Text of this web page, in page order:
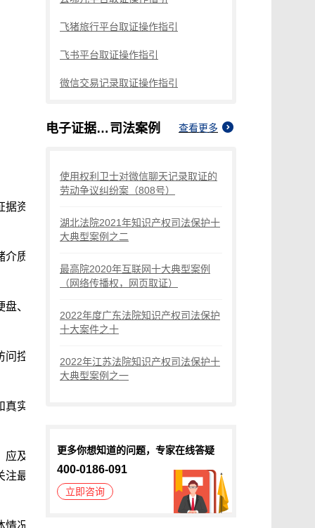
据资
介质
、
问控
真实
应及
注最
情况
飞猪旅行平台取证操作指引
飞书平台取证操作指引
微信交易记录取证操作指引
电子证据资料保存 司法案例 查看更多
使用权利卫士对微信聊天记录取证的
劳动争议纠纷案（808号）
湖北法院2021年知识产权司法保护十
大典型案例之二
最高院2020年互联网十大典型案例
（网络传播权，网页取证）
2022年度广东法院知识产权司法保护
十大案件之十
2022年江苏法院知识产权司法保护十
大典型案例之一
更多你想知道的问题，专家在线答疑
400-0186-091
立即咨询